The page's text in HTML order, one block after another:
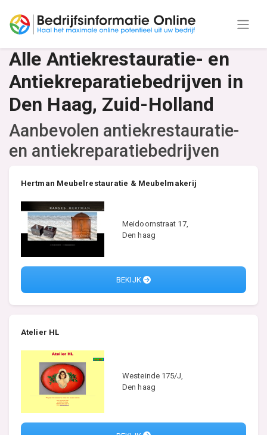
Alle Antiekrestauratie- en
Antiekreparatiebedrijven in
Den Haag, Zuid-Holland
Aanbevolen antiekrestauratie-
en antiekreparatiebedrijven
Hertman Meubelrestauratie & Meubelmakerij
Meidoornstraat 17,
Den haag
BEKIJK
Atelier HL
Westeinde 175/J,
Den haag